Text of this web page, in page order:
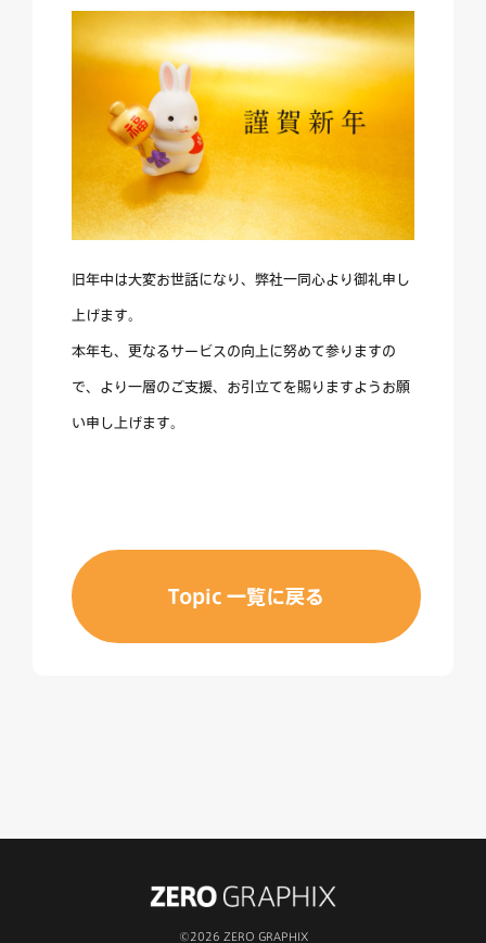
旧年中は大変お世話になり、弊社一同心より御礼申し
上げます。
本年も、更なるサービスの向上に努めて参りますの
で、より一層のご支援、お引立てを賜りますようお願
い申し上げます。
Topic 一覧に戻る
©2026 ZERO GRAPHIX